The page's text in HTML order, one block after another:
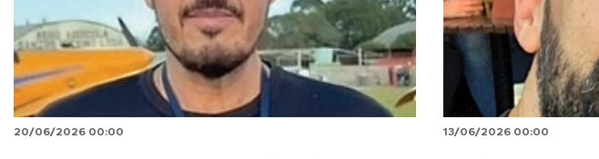
20/06/2026 00:00 13/06/2026 00:00